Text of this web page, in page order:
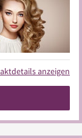
anzeigen